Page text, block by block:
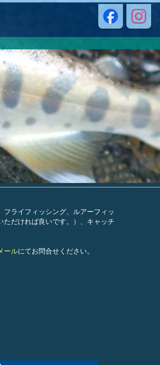
ライフィッシング、ルアーフィッ
だければ良いです。）、キャッチ
ールにてお問合せください。